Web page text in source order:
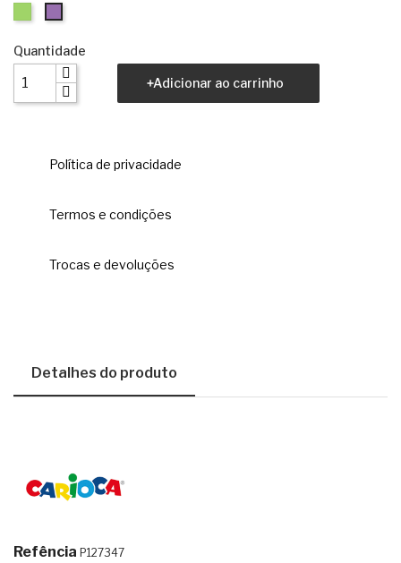
Verde
Quantidade
Adicionar ao carrinho
Política de privacidade
Termos e condições
Trocas e devoluções
Detalhes do produto
Refência P127347